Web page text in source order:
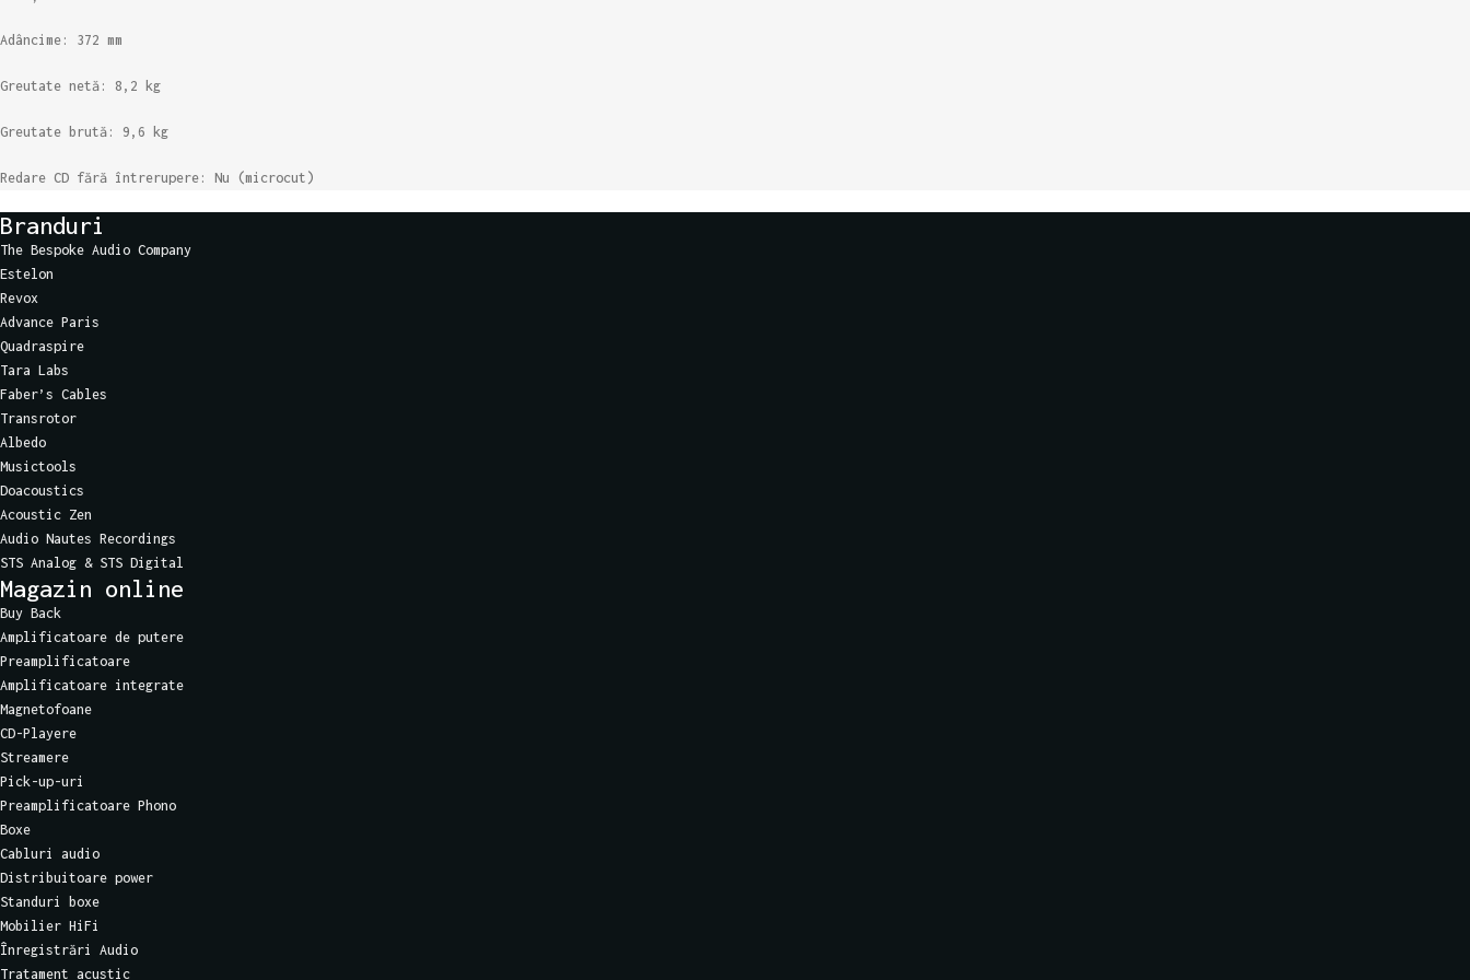
Adâncime: 372 mm
Greutate netă: 8,2 kg
Greutate brută: 9,6 kg
Redare CD fără întrerupere: Nu (microcut)
Branduri
The Bespoke Audio Company
Estelon
Revox
Advance Paris
Quadraspire
Tara Labs
Faber’s Cables
Transrotor
Albedo
Musictools
Doacoustics
Acoustic Zen
Audio Nautes Recordings
STS Analog & STS Digital
Magazin online
Buy Back
Amplificatoare de putere
Preamplificatoare
Amplificatoare integrate
Magnetofoane
CD-Playere
Streamere
Pick-up-uri
Preamplificatoare Phono
Boxe
Cabluri audio
Distribuitoare power
Standuri boxe
Mobilier HiFi
Înregistrări Audio
Tratament acustic